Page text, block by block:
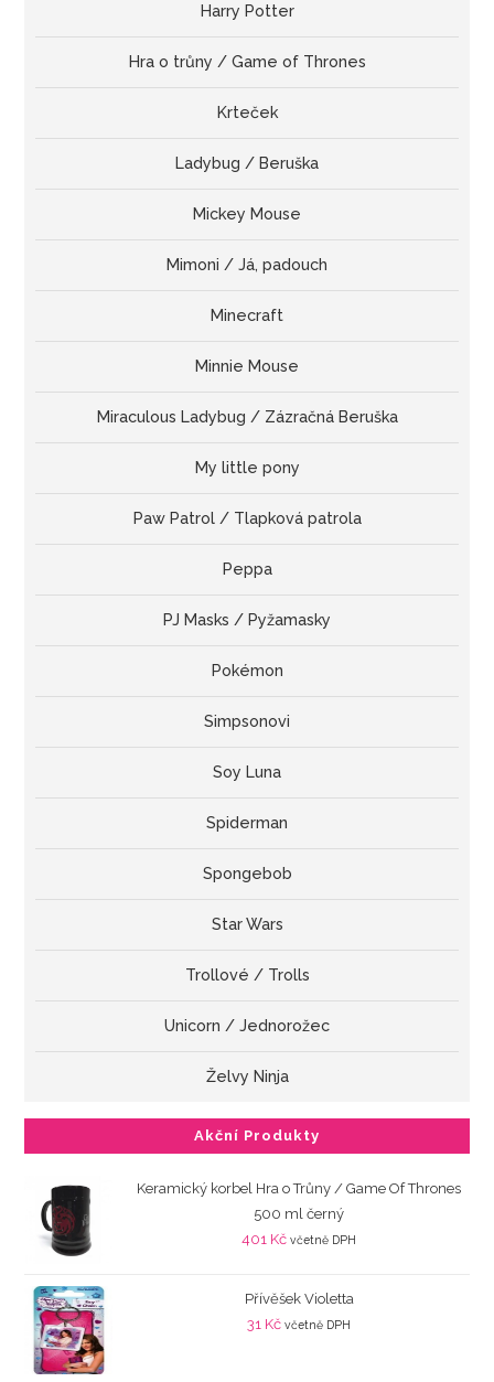
Harry Potter
Hra o trůny / Game of Thrones
Krteček
Ladybug / Beruška
Mickey Mouse
Mimoni / Já, padouch
Minecraft
Minnie Mouse
Miraculous Ladybug / Zázračná Beruška
My little pony
Paw Patrol / Tlapková patrola
Peppa
PJ Masks / Pyžamasky
Pokémon
Simpsonovi
Soy Luna
Spiderman
Spongebob
Star Wars
Trollové / Trolls
Unicorn / Jednorožec
Želvy Ninja
Akční Produkty
Keramický korbel Hra o Trůny / Game Of Thrones
500 ml černý
401 Kč včetně DPH
Přívěšek Violetta
31 Kč včetně DPH